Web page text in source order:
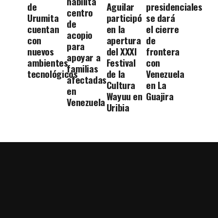
de
Urumita
cuentan
con
nuevos
ambientes
tecnológicos
centro
de
acopio
para
apoyar a
familias
afectadas
en
Venezuela
Aguilar
participó
en la
apertura
del XXXI
Festival
de la
Cultura
Wayuu en
Uribia
presidenciales
se dará
el cierre
de
frontera
con
Venezuela
en La
Guajira